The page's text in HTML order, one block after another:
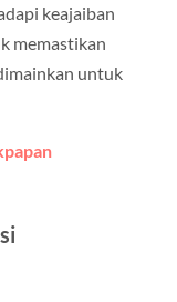
keajaiban
memastikan
untuk